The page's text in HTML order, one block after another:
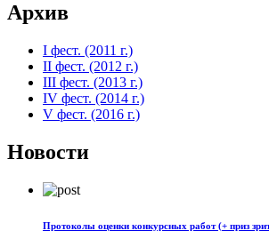
Архив
I фест. (2011 г.)
II фест. (2012 г.)
III фест. (2013 г.)
IV фест. (2014 г.)
V фест. (2016 г.)
Новости
Протоколы оценки конкурсных работ (+ приз